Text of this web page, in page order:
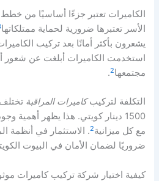
الأسر تعتبرها ضرورية لحماية ممتلكاتها
استخدمت الكاميرات أبلغت عن شعور
مجتمعها2
.
التكلفة لتركيبكاميرات المراقبة
1500 دينار كويتي. هذا يظهر أهمية
مع كل ميزانية2. الاستثمار في أنظمة
ضروريًا لضمان الأمان في البيوت
كيفية اختيار شركة تركيب كاميرات